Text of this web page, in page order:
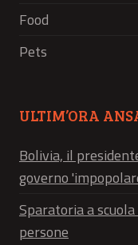
Food
Pets
ULTIM’ORA
Bolivia, il
governo
Sparatoria a
persone